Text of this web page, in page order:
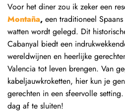
Voor het diner zou ik zeker een
Montaña, een traditioneel
watten wordt gelegd. Dit
Cabanyal biedt een
wereldwijnen en heerlijke
Valencia tot leven brengen. Van
kabeljauwkroketten, hier kun je
gerechten in een sfeervolle
dag af te sluiten!